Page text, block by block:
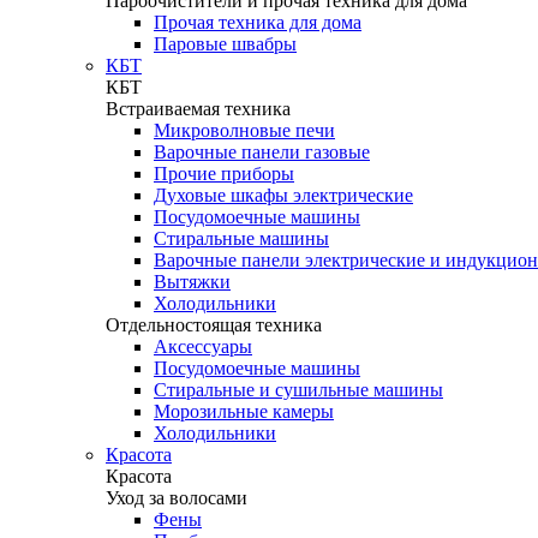
Прочая техника для дома
Паровые швабры
КБТ
КБТ
Встраиваемая техника
Микроволновые печи
Варочные панели газовые
Прочие приборы
Духовые шкафы электрические
Посудомоечные машины
Стиральные машины
Варочные панели электрические и
Вытяжки
Холодильники
Отдельностоящая техника
Аксессуары
Посудомоечные машины
Стиральные и сушильные машины
Морозильные камеры
Холодильники
Красота
Красота
Уход за волосами
Фены